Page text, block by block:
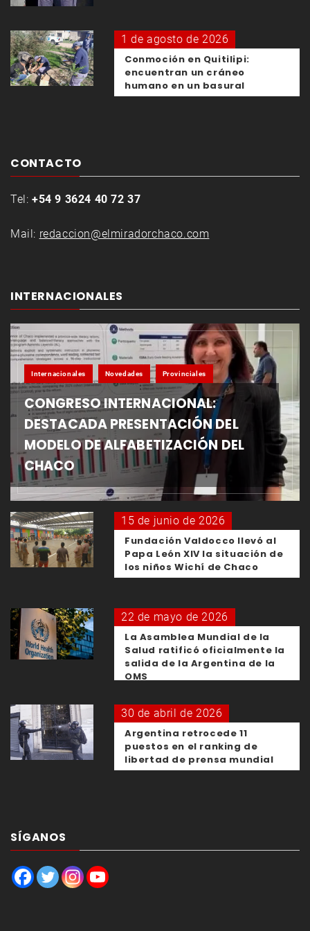
1 de agosto de 2026
Conmoción en Quitilipi:
encuentran un cráneo
humano en un basural
CONTACTO
Tel: +54 9 3624 40 72 37
Mail: redaccion@elmiradorchaco.com
INTERNACIONALES
Internacionales Novedades Provinciales
CONGRESO INTERNACIONAL:
DESTACADA PRESENTACIÓN DEL
MODELO DE ALFABETIZACIÓN DEL
CHACO
15 de junio de 2026
Fundación Valdocco llevó al
Papa León XIV la situación de
los niños Wichí de Chaco
22 de mayo de 2026
La Asamblea Mundial de la
Salud ratificó oficialmente la
salida de la Argentina de la
OMS
30 de abril de 2026
Argentina retrocede 11
puestos en el ranking de
libertad de prensa mundial
SÍGANOS